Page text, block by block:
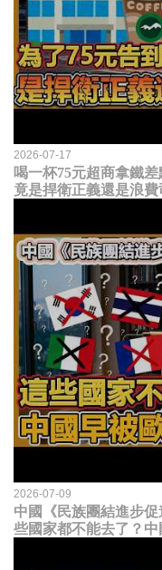
2026-07-17
喝一杯75元超商拿鐵
竟是捍衛正義還是浪費
2026-07-09
中國《民族團結進步
些國家都不能去了？